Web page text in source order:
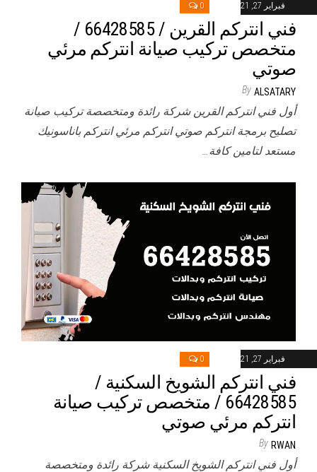
فبراير 27, 2021 0
فني انتركم القرين / 66428585 /
متخصص تركيب صيانة انتركم مرئي
صوتي
By ALSATARY
أول فني انتركم القرين شركة رائدة ومتخصصة تركيب صيانة
تصليح برمجة انتركم صوتي انتركم مرئي انتركم باناسونيك
مستعد لتامين كافة…
فبراير 27, 2021 0
فني انتركم الشويخ السكنية /
66428585 / متخصص تركيب صيانة
انتركم مرئي صوتي
By RWAN
أول فني انتركم الشويخ السكنية شركة رائدة ومتخصصة